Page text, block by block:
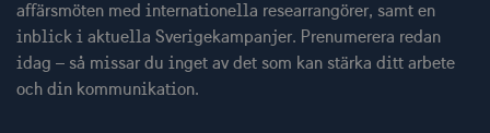
affärsmöten med internationella researrangörer, samt en
inblick i aktuella Sverigekampanjer. Prenumerera redan
idag – så missar du inget av det som kan stärka ditt arbete
och din kommunikation.
receive-cookie-
deprecation
.doubleclick.net
månader